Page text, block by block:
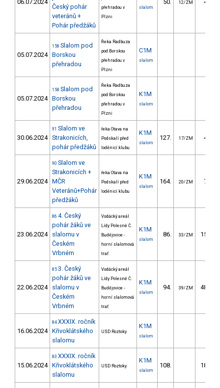
06.07.2024
Český pohár
veteránů +
Pohár předžáků
přehradou v
Plzni
slalom
50. 12/ZM 43.27
05.07.2024
158 Slalom pod
Borskou
přehradou
Řeka Radbuza
pod Borskou
přehradou v
Plzni
C1M
slalom
05.07.2024
158 Slalom pod
Borskou
přehradou
Řeka Radbuza
pod Borskou
přehradou v
Plzni
K1M
slalom
30.06.2024
91 Slalom ve
Strakonicích,
pohár předžáků
řeka Otava na
Podskalí před
loděnicí klubu
K1M
slalom
127. 17/ZM 42.23
29.06.2024
90 Slalom ve
Strakonicích +
MČR
Veteránů+Pohár
předžáků
řeka Otava na
Podskalí před
loděnicí klubu
K1M
slalom
164. 20/ZM 70.47
23.06.2024
86 4. Český
pohár žáků ve
slalomu v
Českém
Vrbném
Vodácký areál
Lídy Polesné Č.
Budějovice -
horní slalomová
trať
K1M
slalom
86. 33/ZM 156.45
22.06.2024
85 3. Český
pohár žáků ve
slalomu v
Českém
Vrbném
Vodácký areál
Lídy Polesné Č.
Budějovice -
horní slalomová
trať
K1M
slalom
94. 39/ZM 489.99
16.06.2024
84 XXXIX. ročník
Křivoklátského
slalomu
USD Roztoky
K1M
slalom
15.06.2024
83 XXXIX. ročník
Křivoklátského
slalomu
USD Roztoky
K1M
slalom
108. 188.64